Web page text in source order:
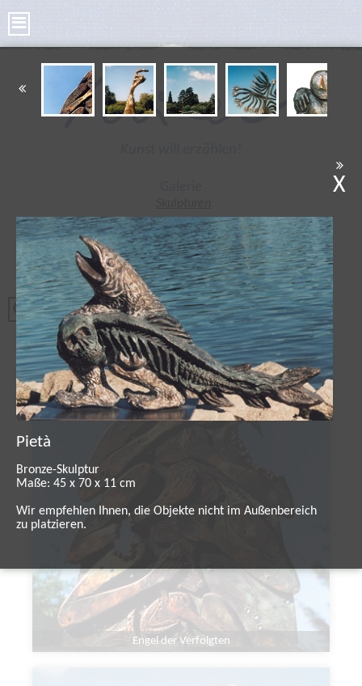
Bilder
Kleine Skulpturen
Bronze Taler
Poesie Taler
Tonplastiken
Radierungen
X
Pietà
Bronze-Skulptur
Maße: 45 x 70 x 11 cm
Wir empfehlen Ihnen, die Objekte nicht im Außenbereich
zu platzieren.
Engel der Verfolgten